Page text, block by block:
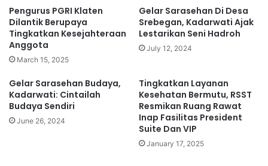
Pengurus PGRI Klaten
Dilantik Berupaya
Tingkatkan Kesejahteraan
Anggota
March 15, 2025
Gelar Sarasehan Di Desa
Srebegan, Kadarwati Ajak
Lestarikan Seni Hadroh
July 12, 2024
Gelar Sarasehan Budaya,
Kadarwati: Cintailah
Budaya Sendiri
June 26, 2024
Tingkatkan Layanan
Kesehatan Bermutu, RSST
Resmikan Ruang Rawat
Inap Fasilitas President
Suite Dan VIP
January 17, 2025